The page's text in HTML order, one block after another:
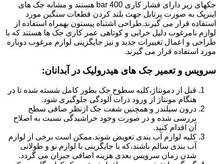
جکهای زیر دارای فشار کاری 400 bar هستند و مشابه جک های
اینرپک به صورت پرتابل جهت بلند کردن قطعات سنگین مورد
استفاده قرار می گیرند.طراحی اشتباه پیستون بهمراه استفاده از
لوازم نامرغوب دلیل خرابی و کوتاهی عمر کاری جک ها هستند که با
طراحی و اعمال تغییرات جدید و نیز جایگزینی لوازم مرغوب دوباره
مورد استفاده قرار می گیرند.
سرویس و تعمیر جک های هیدرولیک در آبدانان:
قبل از دمونتاژ،کلیه سطوح جک بطور کامل شسته شده تا در
هنگام مونتاژ از ورود ذرات آلودگی جلوگیری شود.
درون سیلندر و همچنین شفت جک ازنظر صافی سطح
بررسی شده و در صورت وجود خراشیدگی نسبت به اصلاح
آن اقدام کنید.
کلیه لوازم آب بندی تعویض شوند.ممکن است برخی از لوازم
آب بندی سالم باشند،که با جایگزینی با لوازم نو و طولانی
شدن زمان سرویس بعدی هزینه اضافی جبران می گردد.